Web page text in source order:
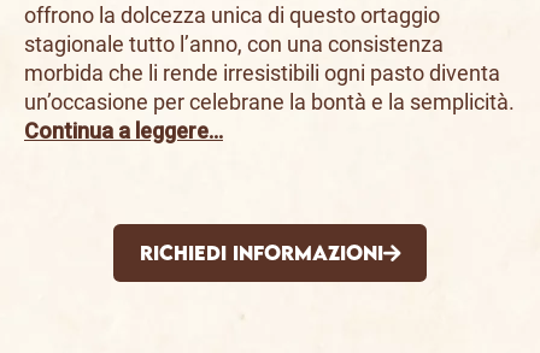
offrono la dolcezza unica di questo ortaggio
stagionale tutto l’anno, con una consistenza
morbida che li rende irresistibili ogni pasto diventa
un’occasione per celebrane la bontà e la semplicità.
Continua a leggere…
Richiedi informazioni